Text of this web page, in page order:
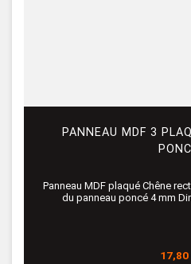
PANNEAU MDF 3
Panneau MDF plaqué Chêne
du panneau poncé 4 mm
Prix
17,80